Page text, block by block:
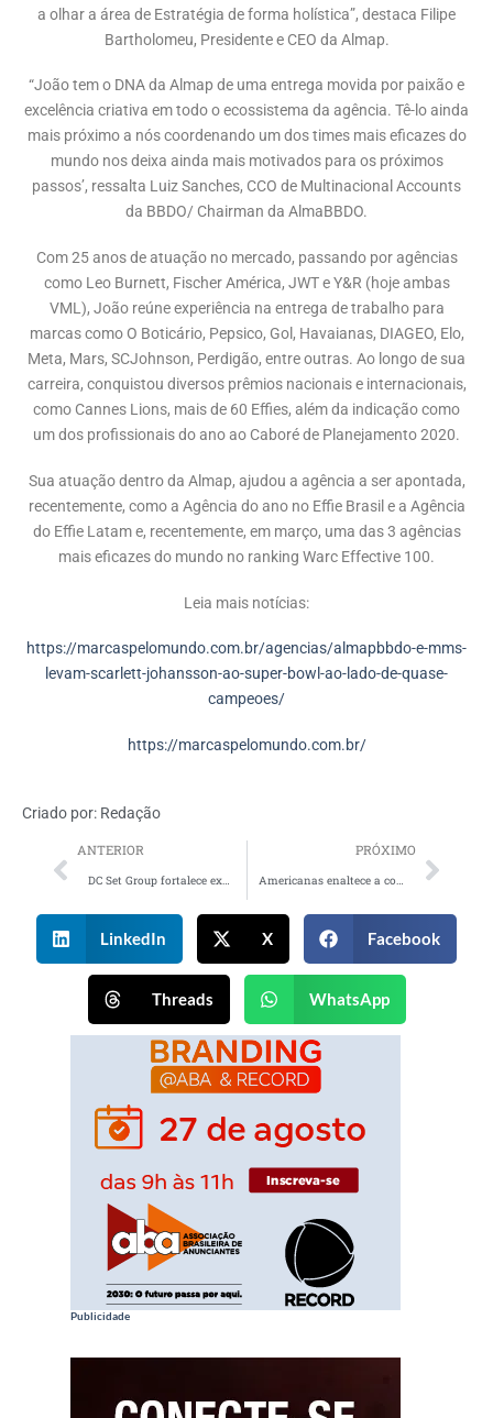
a olhar a área de Estratégia de forma holística”, destaca Filipe
Bartholomeu, Presidente e CEO da Almap.
“João tem o DNA da Almap de uma entrega movida por paixão e
excelência criativa em todo o ecossistema da agência. Tê-lo ainda
mais próximo a nós coordenando um dos times mais eficazes do
mundo nos deixa ainda mais motivados para os próximos
passos’, ressalta Luiz Sanches, CCO de Multinacional Accounts
da BBDO/ Chairman da AlmaBBDO.
Com 25 anos de atuação no mercado, passando por agências
como Leo Burnett, Fischer América, JWT e Y&R (hoje ambas
VML), João reúne experiência na entrega de trabalho para
marcas como O Boticário, Pepsico, Gol, Havaianas, DIAGEO, Elo,
Meta, Mars, SCJohnson, Perdigão, entre outras. Ao longo de sua
carreira, conquistou diversos prêmios nacionais e internacionais,
como Cannes Lions, mais de 60 Effies, além da indicação como
um dos profissionais do ano ao Caboré de Planejamento 2020.
Sua atuação dentro da Almap, ajudou a agência a ser apontada,
recentemente, como a Agência do ano no Effie Brasil e a Agência
do Effie Latam e, recentemente, em março, uma das 3 agências
mais eficazes do mundo no ranking Warc Effective 100.
Leia mais notícias:
https://marcaspelomundo.com.br/agencias/almapbbdo-e-mms-
levam-scarlett-johansson-ao-super-bowl-ao-lado-de-quase-
campeoes/
https://marcaspelomundo.com.br/
Criado por: Redação
ANTERIOR PRÓXIMO
LinkedIn X Facebook
Threads WhatsApp
Publicidade